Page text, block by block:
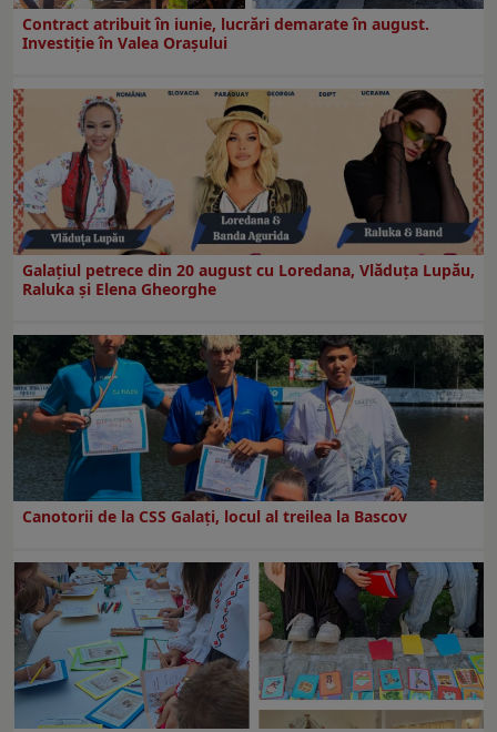
Contract atribuit în iunie, lucrări demarate în august.
Investiţie în Valea Oraşului
Galaţiul petrece din 20 august cu Loredana, Vlăduța Lupău,
Raluka și Elena Gheorghe
Canotorii de la CSS Galați, locul al treilea la Bascov